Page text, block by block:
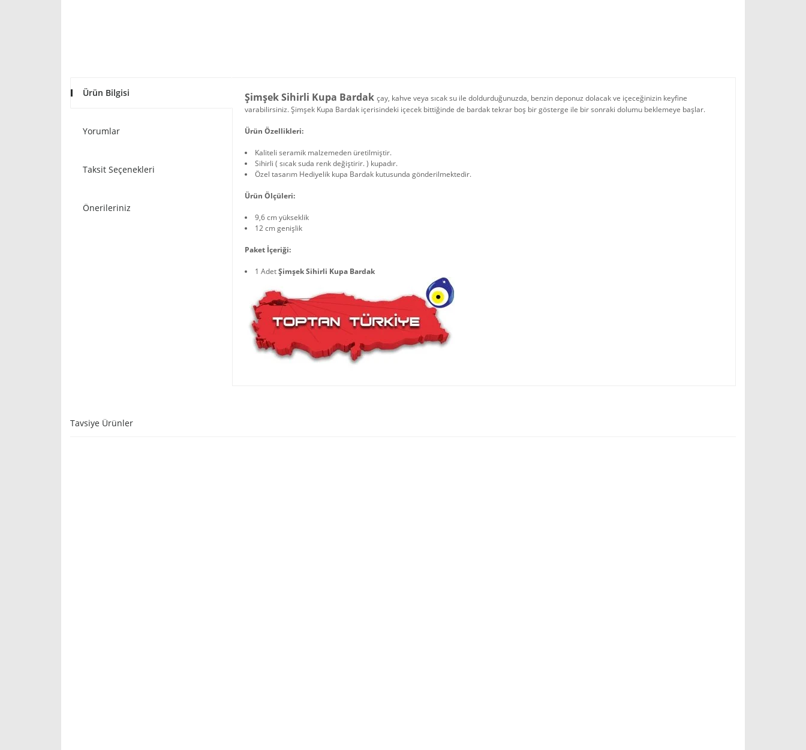
Ürün Bilgisi
Yorumlar
Taksit Seçenekleri
Önerileriniz
Şimşek Sihirli Kupa Bardak çay, kahve veya sıcak su ile doldurduğunuzda, benzin deponuz dolacak ve içeceğinizin keyfine
varabilirsiniz. Şimşek Kupa Bardak içerisindeki içecek bittiğinde de bardak tekrar boş bir gösterge ile bir sonraki dolumu beklemeye başlar.
Ürün Özellikleri:
Kaliteli seramik malzemeden üretilmiştir.
Sihirli ( sıcak suda renk değiştirir. ) kupadır.
Özel tasarım Hediyelik kupa Bardak kutusunda gönderilmektedir.
Ürün Ölçüleri:
9,6 cm yükseklik
12 cm genişlik
Paket İçeriği:
1 AdetŞimşek Sihirli Kupa Bardak
Tavsiye Ürünler